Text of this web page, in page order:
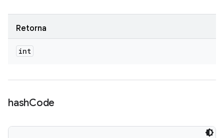
Retorna
int
hashCode